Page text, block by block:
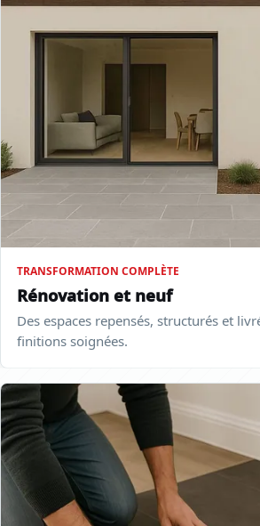
TRANSFORMATION COMPLÈTE
Rénovation et neuf
Des espaces repensés, structurés et
finitions soignées.